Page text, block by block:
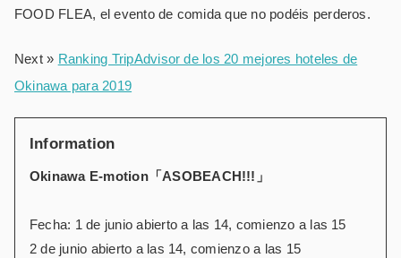
FOOD FLEA, el evento de comida que no podéis perderos.
Next » Ranking TripAdvisor de los 20 mejores hoteles de
Okinawa para 2019
Information
Okinawa E-motion「ASOBEACH!!!」
Fecha: 1 de junio abierto a las 14, comienzo a las 15
2 de junio abierto a las 14, comienzo a las 15